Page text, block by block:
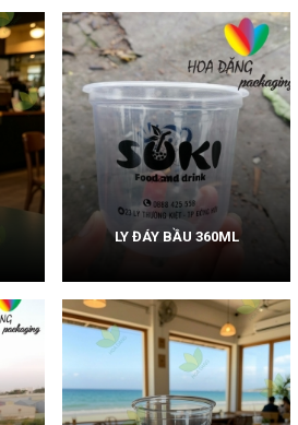
LY ĐÁY BẦU 360ML